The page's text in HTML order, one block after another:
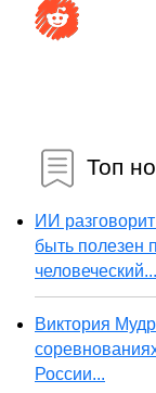
Топ
ИИ
быть полезен
человеческий...
Виктория
России...